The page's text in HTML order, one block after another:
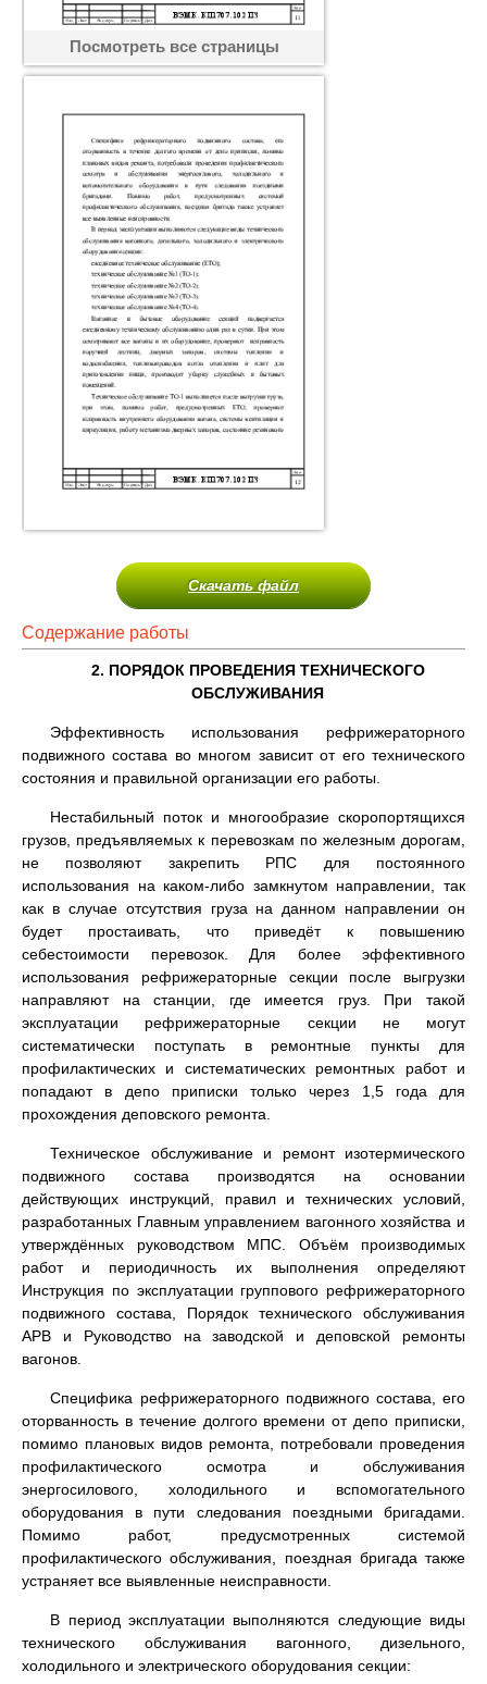
Посмотреть все страницы
Скачать файл
Содержание работы
2. ПОРЯДОК ПРОВЕДЕНИЯ ТЕХНИЧЕСКОГО
ОБСЛУЖИВАНИЯ
Эффективность использования рефрижераторного
подвижного состава во многом зависит от его технического
состояния и правильной организации его работы.
Нестабильный поток и многообразие скоропортящихся
грузов, предъявляемых к перевозкам по железным дорогам,
не позволяют закрепить РПС для постоянного
использования на каком-либо замкнутом направлении, так
как в случае отсутствия груза на данном направлении он
будет простаивать, что приведёт к повышению
себестоимости перевозок. Для более эффективного
использования рефрижераторные секции после выгрузки
направляют на станции, где имеется груз. При такой
эксплуатации рефрижераторные секции не могут
систематически поступать в ремонтные пункты для
профилактических и систематических ремонтных работ и
попадают в депо приписки только через 1,5 года для
прохождения деповского ремонта.
Техническое обслуживание и ремонт изотермического
подвижного состава производятся на основании
действующих инструкций, правил и технических условий,
разработанных Главным управлением вагонного хозяйства и
утверждённых руководством МПС. Объём производимых
работ и периодичность их выполнения определяют
Инструкция по эксплуатации группового рефрижераторного
подвижного состава, Порядок технического обслуживания
АРВ и Руководство на заводской и деповской ремонты
вагонов.
Специфика рефрижераторного подвижного состава, его
оторванность в течение долгого времени от депо приписки,
помимо плановых видов ремонта, потребовали проведения
профилактического осмотра и обслуживания
энергосилового, холодильного и вспомогательного
оборудования в пути следования поездными бригадами.
Помимо работ, предусмотренных системой
профилактического обслуживания, поездная бригада также
устраняет все выявленные неисправности.
В период эксплуатации выполняются следующие виды
технического обслуживания вагонного, дизельного,
холодильного и электрического оборудования секции: